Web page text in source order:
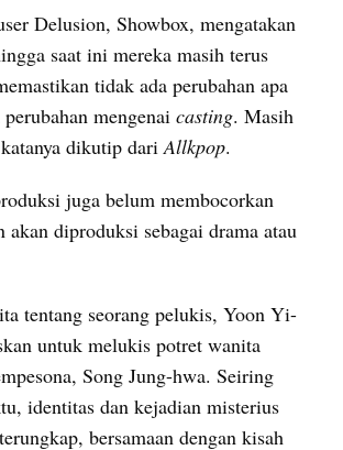
Delusion, Showbox, mengatakan
saat ini mereka masih terus
tidak ada perubahan apa
mengenai casting. Masih
dikutip dari Allkpop.
juga belum membocorkan
akan diproduksi sebagai drama atau
tentang seorang pelukis, Yoon Yi-
untuk melukis potret wanita
Song Jung-hwa. Seiring
identitas dan kejadian misterius
bersamaan dengan kisah